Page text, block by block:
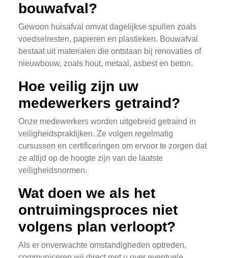
bouwafval?
Gewoon huisafval omvat dagelijkse spullen zoals
voedselresten, papieren en plastieken. Bouwafval
bestaat uit materialen die ontstaan bij renovaties of
nieuwbouw, zoals hout, metaal, asbest en beton.
Hoe veilig zijn uw
medewerkers getraind?
Onze medewerkers worden uitgebreid getraind in
veiligheidspraktijken. Ze volgen regelmatig
cursussen en certificeringen om ervoor te zorgen dat
ze altijd op de hoogte zijn van de laatste
veiligheidsnormen.
Wat doen we als het
ontruimingsproces niet
volgens plan verloopt?
Als er onverwachte omstandigheden optreden,